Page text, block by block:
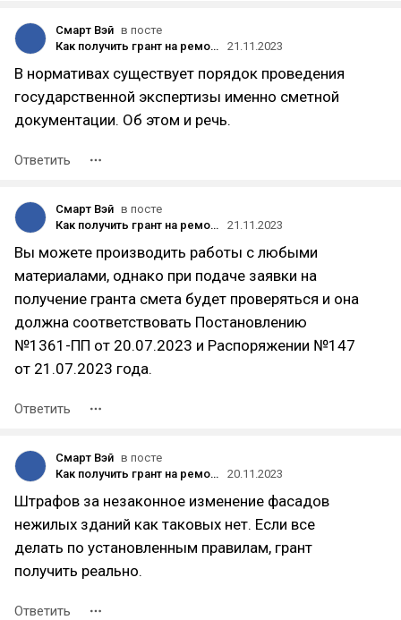
Смарт Вэй в посте
Как получить грант на ремонт фасада в Москве
21.11.2023
В нормативах существует порядок проведения
государственной экспертизы именно сметной
документации. Об этом и речь.
Ответить
Смарт Вэй в посте
Как получить грант на ремонт фасада в Москве
21.11.2023
Вы можете производить работы с любыми
материалами, однако при подаче заявки на
получение гранта смета будет проверяться и она
должна соответствовать Постановлению
№1361-ПП от 20.07.2023 и Распоряжении №147
от 21.07.2023 года.
Ответить
Смарт Вэй в посте
Как получить грант на ремонт фасада в Москве
20.11.2023
Штрафов за незаконное изменение фасадов
нежилых зданий как таковых нет. Если все
делать по установленным правилам, грант
получить реально.
Ответить